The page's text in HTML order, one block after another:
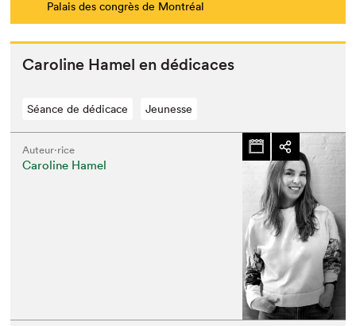
Palais des congrès de Montréal
Car­o­line Hamel en dédicaces
Séance de dédicace Jeunesse
Auteur·rice
Caroline Hamel